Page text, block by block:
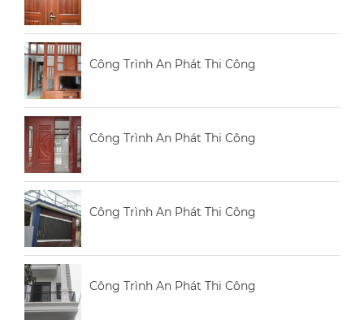
Công Trình An Phát Thi Công
Công Trình An Phát Thi Công
Công Trình An Phát Thi Công
Công Trình An Phát Thi Công